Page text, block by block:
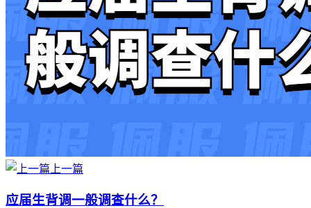
上一篇
应届生背调一般调查什么？